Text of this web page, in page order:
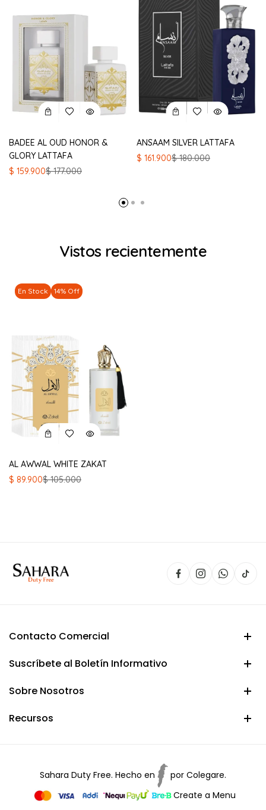
BADEE AL OUD HONOR &
GLORY LATTAFA
$177.000
El
$ 159.900
El
ANSAAM SILVER LATTAFA
$180.000
El
$ 180.000.
$ 161.900
El
$ 161.900.
Vistos recientemente
En Stock 14% Off
AL AWWAL WHITE ZAKAT
$105.000
El
$ 89.900
El
Contacto Comercial
Suscríbete al Boletín Informativo
Sobre Nosotros
Recursos
Sahara Duty Free. Hecho en por Colegare.
Create a Menu